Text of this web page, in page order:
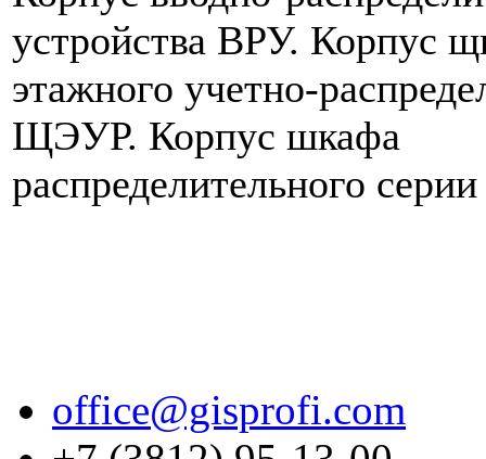
устройства ВРУ. Корпус
этажного учетно-
ЩЭУР. Корпус шкафа
распределительного
office@gisprofi.com